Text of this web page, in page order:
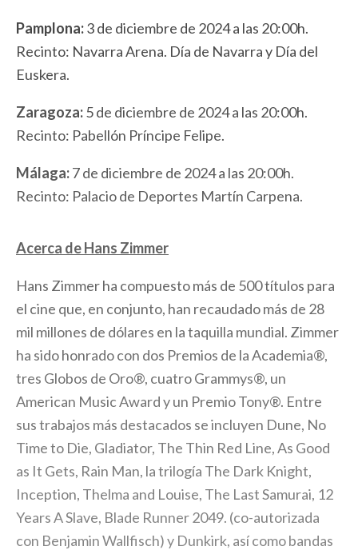
Pamplona:3 de diciembre de 2024 a las 20:00h.
Recinto: Navarra Arena. Día de Navarra y Día del
Euskera.
Zaragoza:5 de diciembre de 2024 a las 20:00h.
Recinto: Pabellón Príncipe Felipe.
Málaga:7 de diciembre de 2024 a las 20:00h.
Recinto: Palacio de Deportes Martín Carpena.
Acerca de Hans Zimmer
Hans Zimmer ha compuesto más de 500 títulos para
el cine que, en conjunto, han recaudado más de 28
mil millones de dólares en la taquilla mundial. Zimmer
ha sido honrado con dos Premios de la Academia®,
tres Globos de Oro®, cuatro Grammys®, un
American Music Award y un Premio Tony®. Entre
sus trabajos más destacados se incluyen Dune, No
Time to Die, Gladiator, The Thin Red Line, As Good
as It Gets, Rain Man, la trilogía The Dark Knight,
Inception, Thelma and Louise, The Last Samurai, 12
Years A Slave, Blade Runner 2049. (co-autorizada
con Benjamin Wallfisch) y Dunkirk, así como bandas